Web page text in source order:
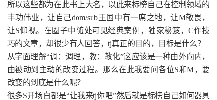
所以这些都为在此书上大名，以此来标榜自己在控制领域的
丰功伟业，让自己dom/sub王国中有一席之地，让M敬畏，
让S仰视。在圈子中随处可见经典案例，独家秘笈，C作技
巧的文章，却很少有人回答，tj真正的目的，目标是什么？
从字面理解“调：调理，教：教化”这应该是一种由外向内，
由被动到主动的改变过程。那么在此我要问各位S和M，要
改变的到底是什么呢？
很多S开场白都是“让我来tj你吧”然后就是标榜自己如何器具